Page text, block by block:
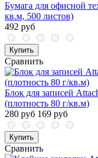
Бумага для офисной
кв.м, 500 листов)
492 руб
Купить
Сравнить
Блок для записей
(плотность 80 г/кв.м)
280 руб 169 руб
Купить
Сравнить